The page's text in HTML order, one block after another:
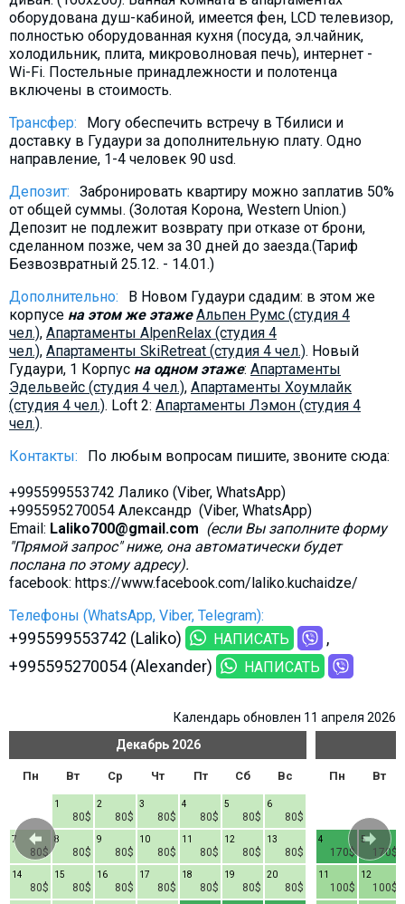
оборудована душ-кабиной, имеется фен, LCD телевизор,
полностью оборудованная кухня (посуда, эл.чайник,
холодильник, плита, микроволновая печь), интернет -
Wi-Fi. Постельные принадлежности и полотенца
включены в стоимость.
Трансфер:
Могу обеспечить встречу в Тбилиси и
доставку в Гудаури за дополнительную плату. Oдно
направление, 1-4 человек 90 usd.
Депозит:
Забронировать квартиру можно заплатив 50%
от общей суммы. (Золотая Корона, Western Union.)
Депозит не подлежит возврату при отказе от брони,
сделанном позже, чем за 30 дней до заезда.(Тариф
Безвозвратный 25.12. - 14.01.)
Дополнительно:
В Новом Гудаури сдадим: в этом же
корпусе на этом же этажеАльпен Румс (студия 4
чел.), Aпартаменты AlpenRelax (студия 4
чел.), Апартаменты SkiRetreat (студия 4 чел.). Новый
Гудаури, 1 Корпус на одномэтаже: Апартаменты
Эдельвейс (студия 4 чел.), Aпартаменты Хоумлайк
(студия 4 чел.). Loft 2: Aпартаменты Лэмон (студия 4
чел.).
Контакты:
По любым вопросам пишите, звоните сюда:
+995599553742 Лалико (Viber, WhatsApp)
+995595270054 Александр (Viber, WhatsApp)
Email: Laliko700@gmail.com (если Вы заполните форму
"Прямой запрос" ниже, она автоматически будет
послана по этому адресу).
facebook: https://www.facebook.com/laliko.kuchaidze/
Телефоны (WhatsApp, Viber, Telegram):
+995599553742 (Laliko) НАПИСАТЬ
+995595270054 (Alexander) НАПИСАТЬ
Календарь обновлен 11 апреля 2026
Декабрь 2026
Пн Вт Ср Чт Пт Сб Вс
80$
1
80$
2
80$
3
80$
4
80$
5
80$
6
80$
7
80$
8
80$
9
80$
10
80$
11
80$
12
80$
13
80$
14
80$
15
80$
16
80$
17
80$
18
80$
19
80$
20
Пн Вт
170$
4
170$
5
100$
11
100$
12